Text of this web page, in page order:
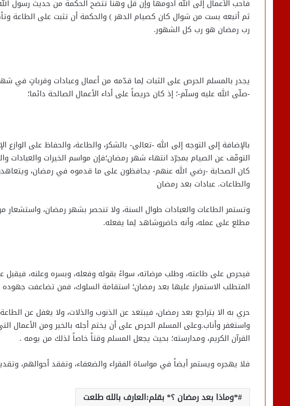
فأحب الأعمال إلى الله أدومها وإن قل وهنا تتضح الحكمة من حديث رسول
ثم أتبعه بست من شوال كان كصيام الدهر ) والحكمة أن تثبت على الطاعة
رب رمضان هو رب كل الشهور.
يجدر بالمسلم الحرص على الثبات لِما قدّمه من أعمال وعبادات وقرباتٍ في
-صلّى الله عليه وسلّم-؛ إذ كان حريصاً على أداء الأعمال الصالحة دائما؛
بالإضافة إلى التوجه إلى الله -تعالى- بالشكر، والطاعة، والحفاظ على
التوقّف عن الصيام بمجرّد انتهاء شهر رمضان؛فإن مواسم الخيرات
كان الصحابة -رضي الله عنهم- يحافظون على ما قدموه في رمضان،
والطاعات. عبادات بعد رمضان
وتستمر الطاعات والعبادات طوال السنة، ولا تنحصر بشهر رمضان، واستشعار
مطلع على عمله، وأنه حاضروشاهد لِما يفعله.
فيحرص على طاعته، وطلب مرضاته، سواءً بقوله وفعله، وبسره وعلنه، فيقبل
المتطلب الاستمرار عليها بعد رمضان؛ استقامة السلوك، فمن تضاعفت
حري به الا يتراجع بعد رمضان، فيبتعد عن الذنوب والذلات، ولا يغفل عن
واستغفر وأناب.وعلى المسلم الحرص على أن يختم أجله بالخير ومن الأعمال
القرآن الكريم، ومدارسته؛ بحيث يجعل المسلم وقتاً خاصاً لذلك من يومه .
فلا يهجره ويستمر أيضاً في مواساة الفقراء والضعفاء، وتفقد أحوالهم،
*وماذا بعد رمضان ؟* بقلم:العارف بالله طلعت